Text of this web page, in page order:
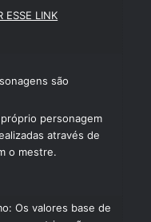
ESSE LINK
são
personagem
através de
o mestre.
Os valores base de